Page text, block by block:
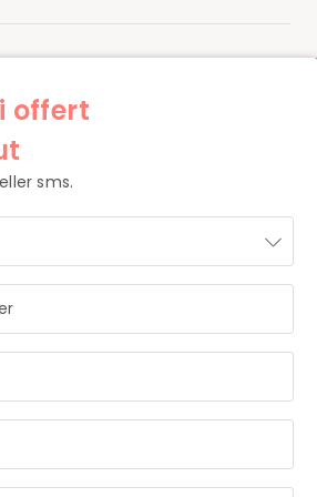
STRÅLANDE!
mottaget och vi återkommer till dig
vi har möjlighet.
offert
sms.